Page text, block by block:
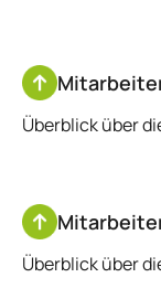
Überblick über
Überblick über